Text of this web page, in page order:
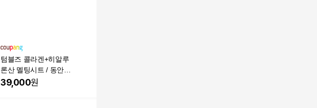
텀블즈 콜라겐+히알루
론산 멜팅시트 / 동안탄
력 플럼핑 녹는마스크
39,000원